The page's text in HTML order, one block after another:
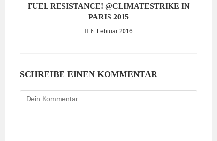
FUEL RESISTANCE! @CLIMATESTRIKE IN
PARIS 2015
6. Februar 2016
SCHREIBE EINEN KOMMENTAR
Kommentieren